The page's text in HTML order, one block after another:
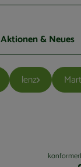
Aktionen & Neues
lenz